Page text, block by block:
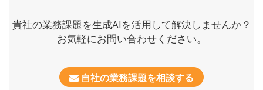
貴社の業務課題を生成AIを活用して解決しませんか？
お気軽にお問い合わせください。
自社の業務課題を相談する